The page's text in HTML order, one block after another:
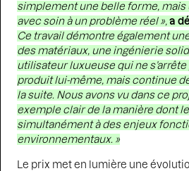
simplement une belle forme, mais
avec soin à un problème réel »,a
Ce travail démontre également
des matériaux, une ingénierie
utilisateur luxueuse qui ne s’arrête
produit lui-même, mais continue
la suite. Nous avons vu dans ce
exemple clair de la manière dont
simultanément à des enjeux
environnementaux. »
Le prix met en lumière une